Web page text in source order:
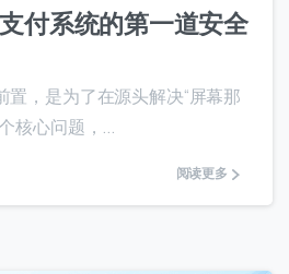
付系统的第一道安全
置，是为了在源头解决“屏幕那
核心问题，...
阅读更多